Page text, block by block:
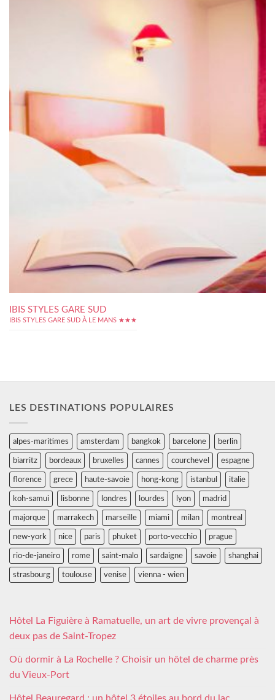
IBIS STYLES GARE SUD
IBIS STYLES GARE SUD À LE MANS ★★★
LES DESTINATIONS POPULAIRES
alpes-maritimes amsterdam bangkok barcelone berlin
biarritz bordeaux bruxelles cannes courchevel espagne
florence grece haute-savoie hong-kong istanbul italie
koh-samui lisbonne londres lourdes lyon madrid
majorque marrakech marseille miami milan montreal
new-york nice paris phuket porto-vecchio prague
rio-de-janeiro rome saint-malo sardaigne savoie shanghai
strasbourg toulouse venise vienna - wien
Hôtel La Figuière à Ramatuelle, un art de vivre provençal à
deux pas de Saint-Tropez
Où dormir à La Rochelle ? Choisir un hôtel de charme près
du Vieux-Port